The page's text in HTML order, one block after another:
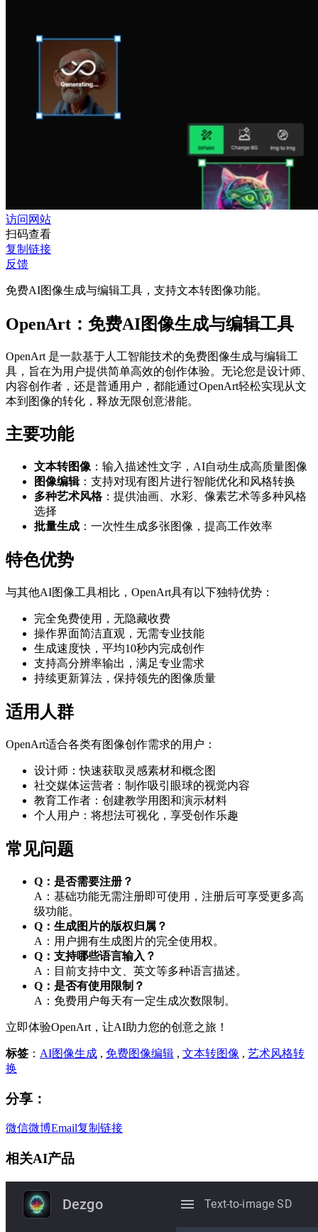
访问网站
扫码查看
复制链接
反馈
免费AI图像生成与编辑工具，支持文本转图像功能。
OpenArt：免费AI图像生成与编辑工具
OpenArt 是一款基于人工智能技术的免费图像生成与编辑工
具，旨在为用户提供简单高效的创作体验。无论您是设计师、
内容创作者，还是普通用户，都能通过OpenArt轻松实现从文
本到图像的转化，释放无限创意潜能。
主要功能
文本转图像 ：输入描述性文字，AI自动生成高质量图像
图像编辑：支持对现有图片进行智能优化和风格转换
多种艺术风格：提供油画、水彩、像素艺术等多种风格
选择
批量生成 ：一次性生成多张图像，提高工作效率
特色优势
与其他AI图像工具相比，OpenArt具有以下独特优势：
完全免费使用，无隐藏收费
操作界面简洁直观，无需专业技能
生成速度快，平均10秒内完成创作
支持高分辨率输出，满足专业需求
持续更新算法，保持领先的图像质量
适用人群
OpenArt适合各类有图像创作需求的用户：
设计师：快速获取灵感素材和概念图
社交媒体运营者：制作吸引眼球的视觉内容
教育工作者：创建教学用图和演示材料
个人用户：将想法可视化，享受创作乐趣
常见问题
Q：是否需要注册？
A：基础功能无需注册即可使用，注册后可享受更多高
级功能。
Q：生成图片的版权归属？
A：用户拥有生成图片的完全使用权。
Q：支持哪些语言输入？
A：目前支持中文、英文等多种语言描述。
Q：是否有使用限制？
A：免费用户每天有一定生成次数限制。
立即体验OpenArt，让AI助力您的创意之旅！
标签 ： AI图像生成 , 免费图像编辑 , 文本转图像 , 艺术风格转
换
分享：
微信微博Email复制链接
相关AI产品